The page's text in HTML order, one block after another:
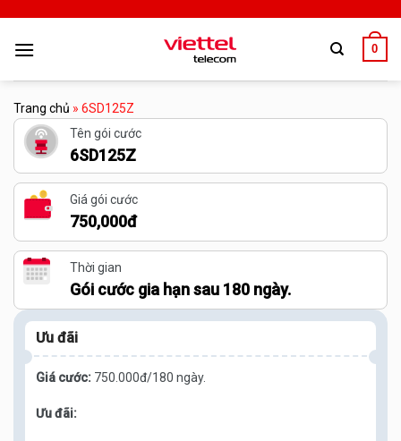
0
Trang chủ » 6SD125Z
Tên gói cước
6SD125Z
Giá gói cước
750,000đ
Thời gian
Gói cước gia hạn sau 180 ngày.
Ưu đãi
Giá cước: 750.000đ/180 ngày.
Ưu đãi: